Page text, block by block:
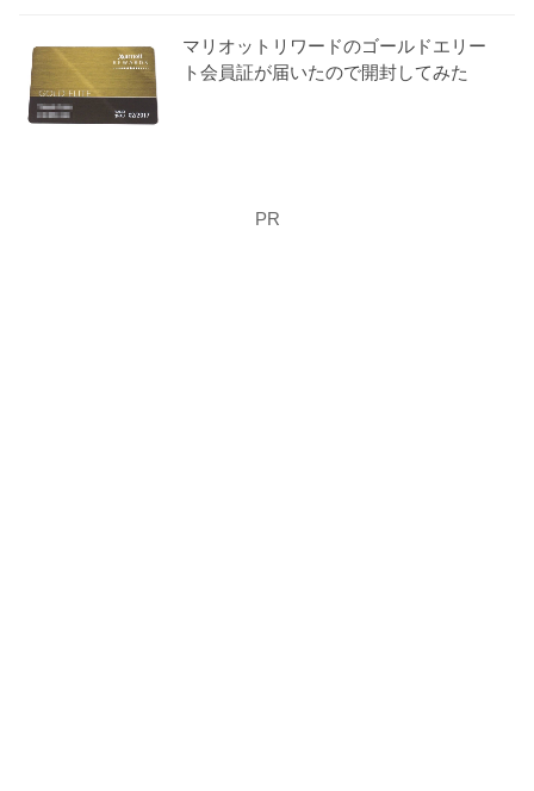
マリオットリワードのゴールドエリー
ト会員証が届いたので開封してみた
PR